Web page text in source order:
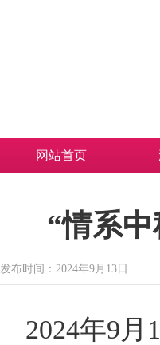
网站首页
“情系
发布时间：2024年9月13日
2024年9